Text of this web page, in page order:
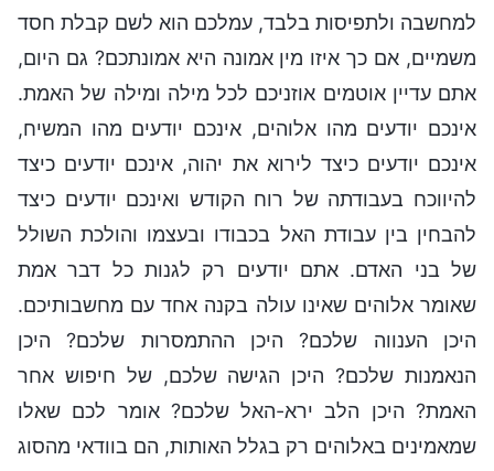
למחשבה ולתפיסות בלבד, עמלכם הוא לשם קבלת חסד
משמיים, אם כך איזו מין אמונה היא אמונתכם? גם היום,
אתם עדיין אוטמים אוזניכם לכל מילה ומילה של האמת.
אינכם יודעים מהו אלוהים, אינכם יודעים מהו המשיח,
אינכם יודעים כיצד לירוא את יהוה, אינכם יודעים כיצד
להיווכח בעבודתה של רוח הקודש ואינכם יודעים כיצד
להבחין בין עבודת האל בכבודו ובעצמו והולכת השולל
של בני האדם. אתם יודעים רק לגנות כל דבר אמת
שאומר אלוהים שאינו עולה בקנה אחד עם מחשבותיכם.
היכן הענווה שלכם? היכן ההתמסרות שלכם? היכן
הנאמנות שלכם? היכן הגישה שלכם, של חיפוש אחר
האמת? היכן הלב ירא-האל שלכם? אומר לכם שאלו
שמאמינים באלוהים רק בגלל האותות, הם בוודאי מהסוג